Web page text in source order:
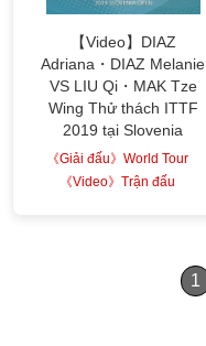
【Video】DIAZ
Adriana・DIAZ Melanie
VS LIU Qi・MAK Tze
Wing Thử thách ITTF
2019 tại Slovenia
《Giải đấu》World Tour
《Video》Trận đấu
1